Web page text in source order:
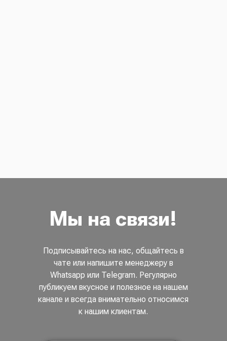
Мы на связи!
Подписывайтесь на нас, общайтесь в
чате или напишите менеджеру в
Whatsapp или Telegram. Регулярно
публикуем вкусное и полезное на нашем
канале и всегда внимательно относимся
к нашим клиентам.